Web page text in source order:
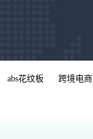
abs花纹板 跨境电商